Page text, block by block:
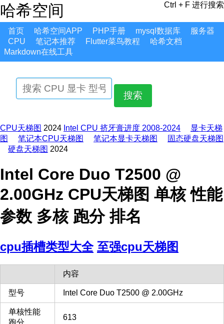
哈希空间 Ctrl + F 进行搜索
首页 哈希空间APP PHP手册 mysql数据库
服务器
CPU
笔记本推荐 Flutter菜鸟教程
哈希文档
Markdown在线工具
搜索
CPU天梯图 2024 Intel CPU 挤牙膏进度 2008-2024
显卡天梯
图
笔记本CPU天梯图 笔记本显卡天梯图
固态硬盘天梯图
硬盘天梯图 2024
Intel Core Duo T2500 @
2.00GHz CPU天梯图 单核 性能
参数 多核 跑分 排名
cpu插槽类型大全 至强cpu天梯图
内容
型号 Intel Core Duo T2500 @ 2.00GHz
单核性能
613